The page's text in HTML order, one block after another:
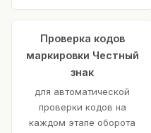
Проверка кодов
маркировки Честный
знак
для автоматической
проверки кодов на
каждом этапе оборота